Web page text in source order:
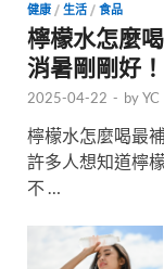
健康 / 生活 / 食品
檸檬水怎麼
消暑剛剛好！
2025-04-22 - byYC
檸檬水怎麼喝最
許多人想知道檸
不 …